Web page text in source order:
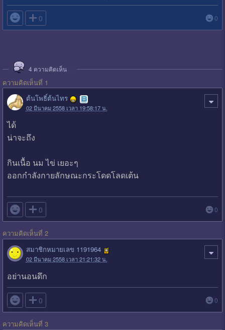
 0 0
4 ความคิดเห็น
ความคิดเห็นที่ 1
ต้นโพธิ์ต้นไทร
02 มีนาคม 2558 เวลา 19:58:17 น.
ได้
น่าจะถึง
กินเนื้อ นม ไข่ เยอะๆ
ออกกำลังกายลักษณะกระโดดโลดเต้น
 0 0
ความคิดเห็นที่ 2
สมาชิกหมายเลข 1191964
02 มีนาคม 2558 เวลา 21:21:32 น.
อย่านอนดึก
 0 0
ความคิดเห็นที่ 3